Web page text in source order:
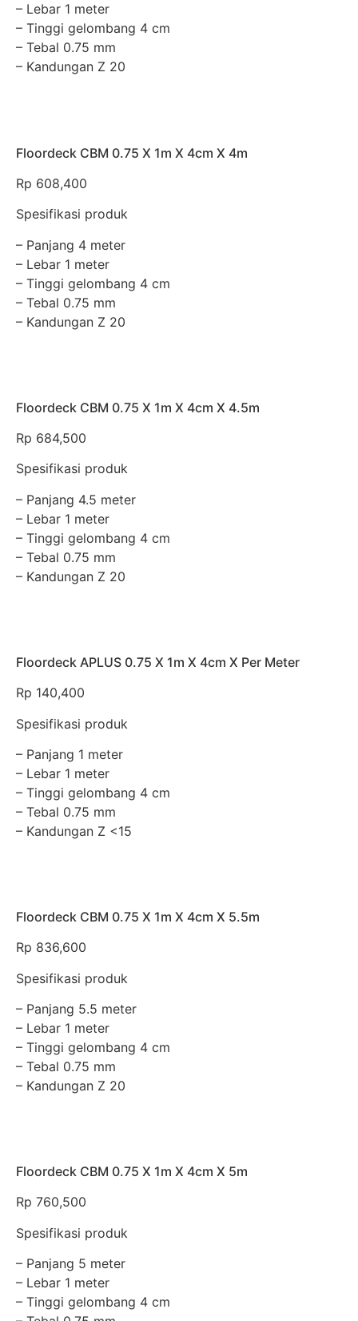
– Lebar 1 meter
– Tinggi gelombang 4 cm
– Tebal 0.75 mm
– Kandungan Z 20
Floordeck CBM 0.75 X 1m X 4cm X 4m
Rp 608,400
Spesifikasi produk
– Panjang 4 meter
– Lebar 1 meter
– Tinggi gelombang 4 cm
– Tebal 0.75 mm
– Kandungan Z 20
Floordeck CBM 0.75 X 1m X 4cm X 4.5m
Rp 684,500
Spesifikasi produk
– Panjang 4.5 meter
– Lebar 1 meter
– Tinggi gelombang 4 cm
– Tebal 0.75 mm
– Kandungan Z 20
Floordeck APLUS 0.75 X 1m X 4cm X Per Meter
Rp 140,400
Spesifikasi produk
– Panjang 1 meter
– Lebar 1 meter
– Tinggi gelombang 4 cm
– Tebal 0.75 mm
– Kandungan Z <15
Floordeck CBM 0.75 X 1m X 4cm X 5.5m
Rp 836,600
Spesifikasi produk
– Panjang 5.5 meter
– Lebar 1 meter
– Tinggi gelombang 4 cm
– Tebal 0.75 mm
– Kandungan Z 20
Floordeck CBM 0.75 X 1m X 4cm X 5m
Rp 760,500
Spesifikasi produk
– Panjang 5 meter
– Lebar 1 meter
– Tinggi gelombang 4 cm